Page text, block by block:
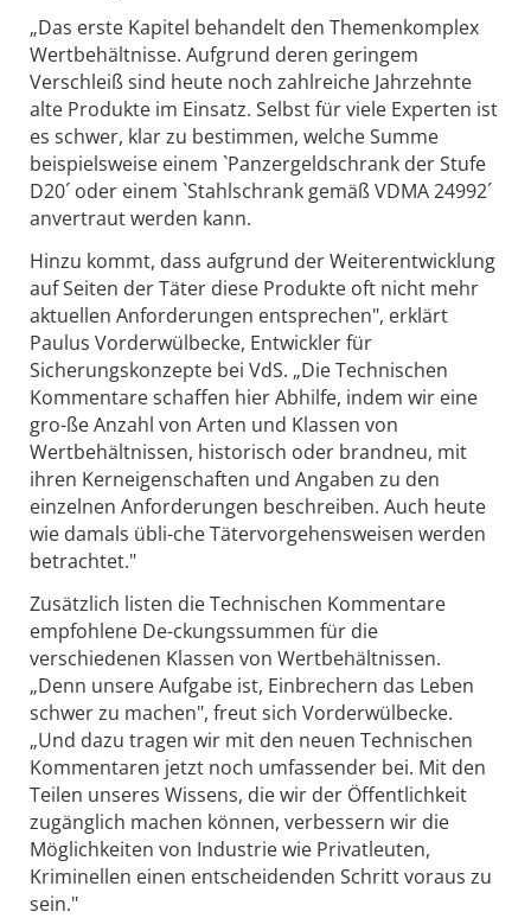
„Das erste Kapitel behandelt den Themenkomplex
Wertbehältnisse. Aufgrund deren geringem
Verschleiß sind heute noch zahlreiche Jahrzehnte
alte Produkte im Einsatz. Selbst für viele Experten ist
es schwer, klar zu bestimmen, welche Summe
beispielsweise einem `Panzergeldschrank der Stufe
D20´ oder einem `Stahlschrank gemäß VDMA 24992´
anvertraut werden kann.
Hinzu kommt, dass aufgrund der Weiterentwicklung
auf Seiten der Täter diese Produkte oft nicht mehr
aktuellen Anforderungen entsprechen", erklärt
Paulus Vorderwülbecke, Entwickler für
Sicherungskonzepte bei VdS. „Die Technischen
Kommentare schaffen hier Abhilfe, indem wir eine
gro-ße Anzahl von Arten und Klassen von
Wertbehältnissen, historisch oder brandneu, mit
ihren Kerneigenschaften und Angaben zu den
einzelnen Anforderungen beschreiben. Auch heute
wie damals übli-che Tätervorgehensweisen werden
betrachtet."
Zusätzlich listen die Technischen Kommentare
empfohlene De-ckungssummen für die
verschiedenen Klassen von Wertbehältnissen.
„Denn unsere Aufgabe ist, Einbrechern das Leben
schwer zu machen", freut sich Vorderwülbecke.
„Und dazu tragen wir mit den neuen Technischen
Kommentaren jetzt noch umfassender bei. Mit den
Teilen unseres Wissens, die wir der Öffentlichkeit
zugänglich machen können, verbessern wir die
Möglichkeiten von Industrie wie Privatleuten,
Kriminellen einen entscheidenden Schritt voraus zu
sein."